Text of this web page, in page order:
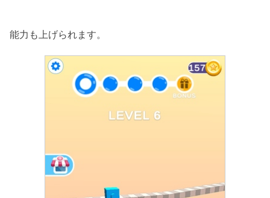
能力も上げられます。